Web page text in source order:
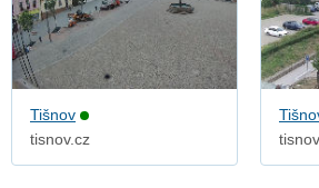
Tišnov
tisnov.cz